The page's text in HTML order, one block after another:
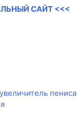
САЙТ <<<
пениса